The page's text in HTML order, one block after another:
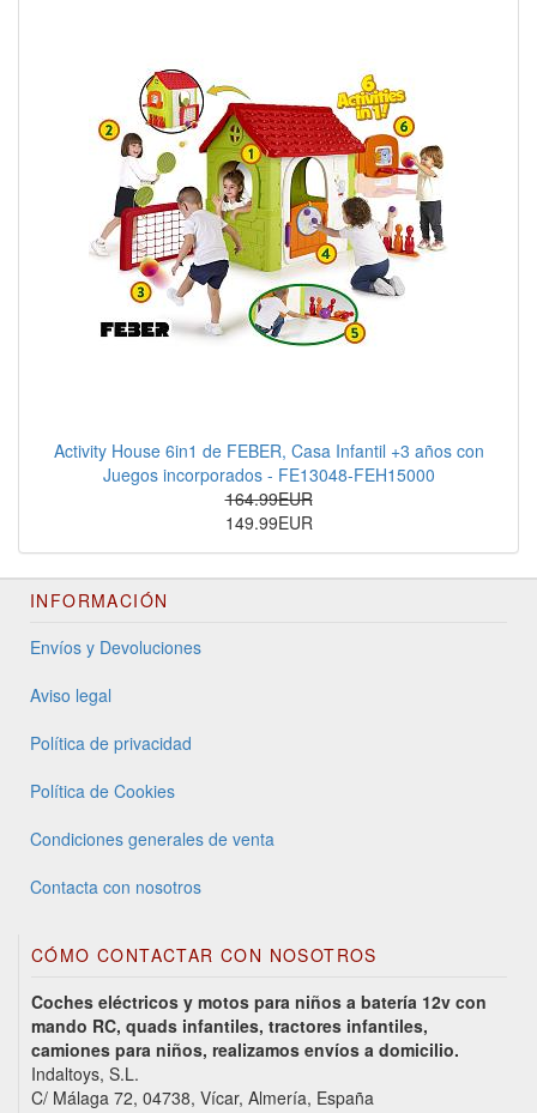
Activity House 6in1 de FEBER, Casa Infantil +3 años con
Juegos incorporados - FE13048-FEH15000
164.99EUR
149.99EUR
INFORMACIÓN
Envíos y Devoluciones
Aviso legal
Política de privacidad
Política de Cookies
Condiciones generales de venta
Contacta con nosotros
CÓMO CONTACTAR CON NOSOTROS
Coches eléctricos y motos para niños a batería 12v con
mando RC, quads infantiles, tractores infantiles,
camiones para niños, realizamos envíos a domicilio.
Indaltoys, S.L.
C/ Málaga 72, 04738, Vícar, Almería, España